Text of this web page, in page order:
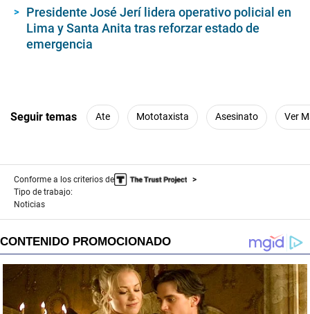
Presidente José Jerí lidera operativo policial en
Lima y Santa Anita tras reforzar estado de
emergencia
Seguir temas Ate Mototaxista Asesinato Ver
Conforme a los criterios de
Tipo de trabajo:
Noticias